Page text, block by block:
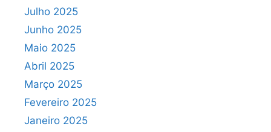
Julho 2025
Junho 2025
Maio 2025
Abril 2025
Março 2025
Fevereiro 2025
Janeiro 2025